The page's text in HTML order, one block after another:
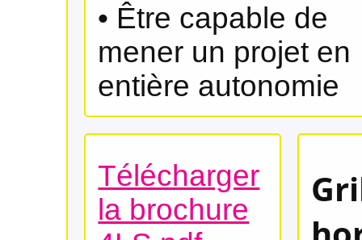
• Être capable de
mener un projet en
entière autonomie
Télécharger
la brochure